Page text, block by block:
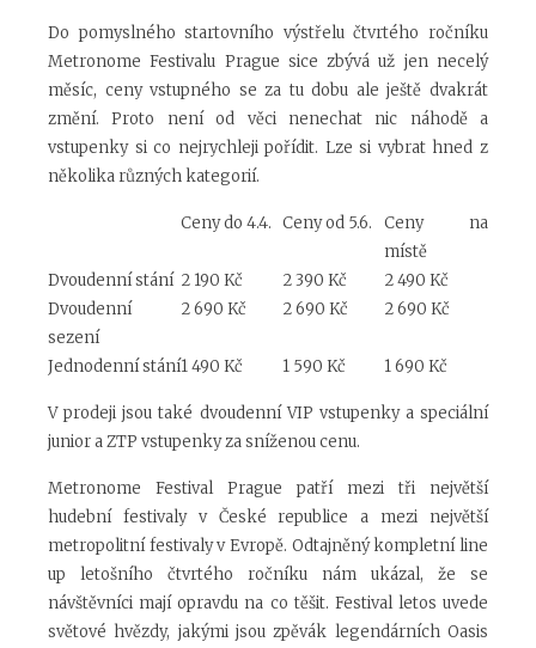
Do pomyslného startovního výstřelu čtvrtého ročníku
Metronome Festivalu Prague sice zbývá už jen necelý
měsíc, ceny vstupného se za tu dobu ale ještě dvakrát
změní. Proto není od věci nenechat nic náhodě a
vstupenky si co nejrychleji pořídit. Lze si vybrat hned z
několika různých kategorií.
Ceny do 4.4. Ceny od 5.6.
Ceny na
místě
Dvoudenní stání 2 190 Kč 2 390 Kč
2 490 Kč
Dvoudenní
sezení
2 690 Kč 2 690 Kč 2 690 Kč
Jednodenní stání1 490 Kč 1 590 Kč 1 690 Kč
V prodeji jsou také dvoudenní VIP vstupenky a speciální
junior a ZTP vstupenky za sníženou cenu.
Metronome Festival Prague patří mezi tři největší
hudební festivaly v České republice a mezi největší
metropolitní festivaly v Evropě. Odtajněný kompletní line
up letošního čtvrtého ročníku nám ukázal, že se
návštěvníci mají opravdu na co těšit. Festival letos uvede
světové hvězdy, jakými jsou zpěvák legendárních Oasis